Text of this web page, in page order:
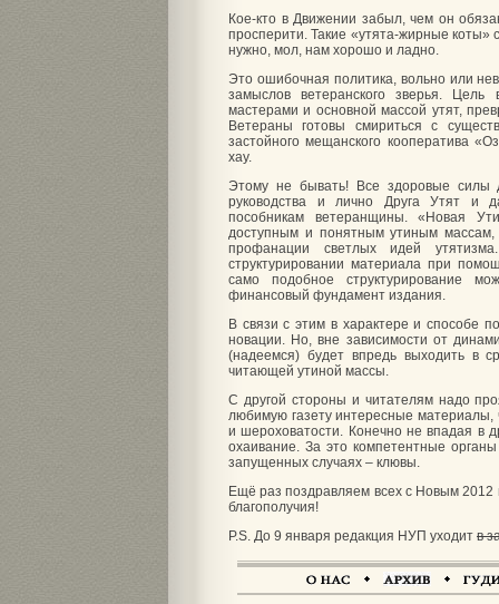
Кое-кто в Движении забыл, чем он
просперити. Такие «утята-жирные коты»
нужно, мол, нам хорошо и ладно.
Это ошибочная политика, вольно или
замыслов ветеранского зверья.
мастерами и основной массой утят,
Ветераны готовы смириться с
застойного мещанского кооператива
хау.
Этому не бывать! Все здоровые силы
руководства и лично Друга Утят и
пособникам ветеранщины. «Новая
доступным и понятным утиным
профанации светлых идей
структурировании материала при
само подобное структурирование
финансовый фундамент издания.
В связи с этим в характере и способе
новации. Но, вне зависимости от
(надеемся) будет впредь выходить в
читающей утиной массы.
С другой стороны и читателям надо
любимую газету интересные материалы,
и шероховатости. Конечно не впадая в
охаивание. За это компетентные
запущенных случаях – клювы.
Ещё раз поздравляем всех с Новым 2012
благополучия!
P.S. До 9 января редакция НУП уходит в